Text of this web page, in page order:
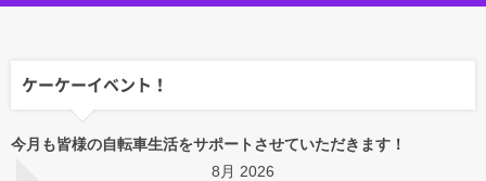
ケーケーイベント！
今月も皆様の自転車生活をサポートさせていただきます！
8月 2026